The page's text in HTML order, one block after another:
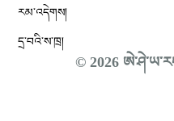
རམ་འདེགས།
དྲ་བའི་ས་ཁྲ།
© 2026